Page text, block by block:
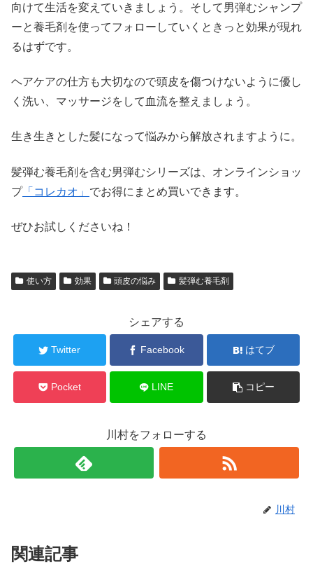
向けて生活を変えていきましょう。そして男弾むシャンプ
ーと養毛剤を使ってフォローしていくときっと効果が現れ
るはずです。
ヘアケアの仕方も大切なので頭皮を傷つけないように優し
く洗い、マッサージをして血流を整えましょう。
生き生きとした髪になって悩みから解放されますように。
髪弾む養毛剤を含む男弾むシリーズは、オンラインショッ
プ「コレカオ」 でお得にまとめ買いできます。
ぜひお試しくださいね！
使い方 効果 頭皮の悩み 髪弾む養毛剤
シェアする
Twitter Facebook はてブ
Pocket LINE コピー
川村をフォローする
川村
関連記事